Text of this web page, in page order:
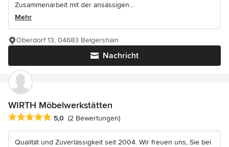
Zusammenarbeit mit der ansässigen...
Mehr
Nachricht
Oberdorf 13, 04683 Belgershain
WIRTH Möbelwerkstätten
Durchschnittliche Bewertung: 5 von 5 Sternen
5,0 (2 Bewertungen)
Qualität und Zuverlässigkeit seit 2004. Wir freuen uns, Sie bei